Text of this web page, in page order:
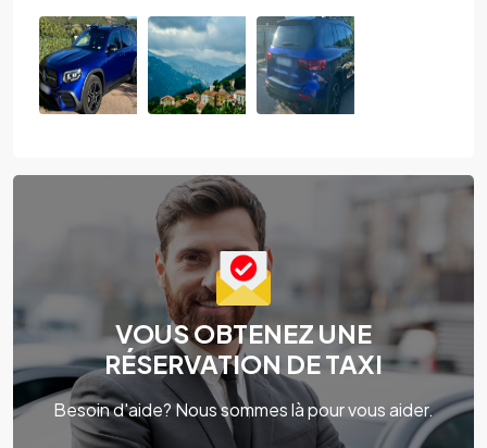
VOUS OBTENEZ UNE
RÉSERVATION DE TAXI
Besoin d'aide? Nous sommes là pour vous aider.